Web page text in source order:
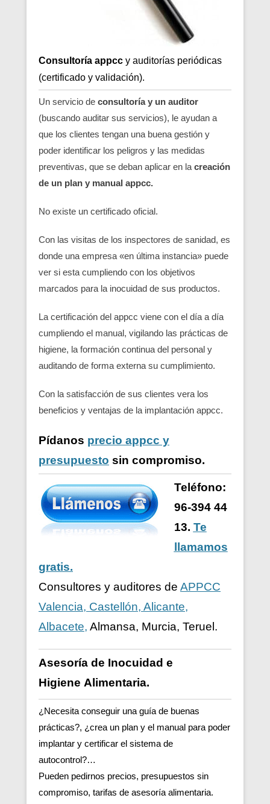
Consultoría appcc y auditorías periódicas
(certificado y validación).
Un servicio de consultoría y un auditor
(buscando auditar sus servicios), le ayudan a
que los clientes tengan una buena gestión y
poder identificar los peligros y las medidas
preventivas, que se deban aplicar en la creación
de un plan y manual appcc.
No existe un certificado oficial.
Con las visitas de los inspectores de sanidad, es
donde una empresa «en última instancia» puede
ver si esta cumpliendo con los objetivos
marcados para la inocuidad de sus productos.
La certificación del appcc viene con el día a día
cumpliendo el manual, vigilando las prácticas de
higiene, la formación continua del personal y
auditando de forma externa su cumplimiento.
Con la satisfacción de sus clientes vera los
beneficios y ventajas de la implantación appcc.
Pídanos precio appcc y
presupuesto sin compromiso.
Teléfono:
96-394 44
13. Te
llamamos
gratis.
Consultores y auditores de APPCC
Valencia, Castellón, Alicante,
Albacete, Almansa, Murcia, Teruel.
Asesoría de Inocuidad e
Higiene Alimentaria.
¿Necesita conseguir una guía de buenas
prácticas?, ¿crea un plan y el manual para poder
implantar y certificar el sistema de
autocontrol?…
Pueden pedirnos precios, presupuestos sin
compromiso, tarifas de asesoría alimentaria.